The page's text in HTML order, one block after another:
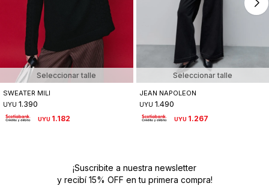
Seleccionar talle
SWEATER MILI
UYU 1.390
UYU 1.182
Seleccionar talle
JEAN NAPOLEON
UYU 1.490
UYU 1.267
¡Suscribite a nuestra newsletter
y recibí 15% OFF en tu primera compra!